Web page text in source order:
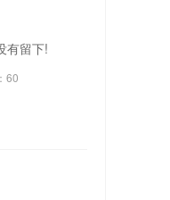
有留下!
60